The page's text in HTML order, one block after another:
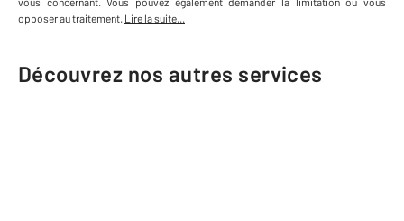
opposer au traitement. Lire la suite...
Découvrez nos autres services